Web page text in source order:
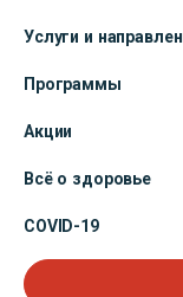
Услуги и
Программы
Акции
Всё о здоровье
COVID-19